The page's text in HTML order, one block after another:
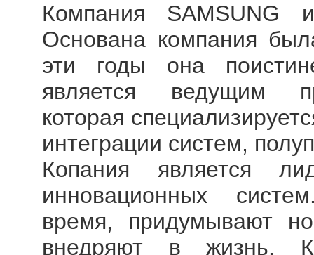
Компания SAMSUNG
Основана компания
эти годы она
является ведущим
которая
интеграции систем,
Копания является
инновационных
время, придумывают
внедряют в жизнь.